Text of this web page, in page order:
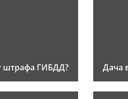
штрафа ГИБДД? Дача